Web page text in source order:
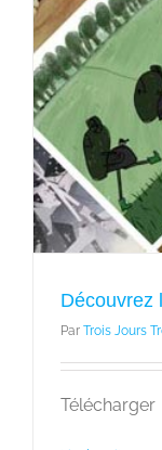
Découvrez
Par Trois Jours
Télécharger